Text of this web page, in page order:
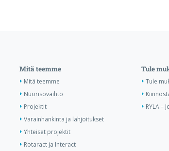
Mitä teemme
Mitä teemme
Nuorisovaihto
Projektit
Varainhankinta ja lahjoitukset
Yhteiset projektit
Rotaract ja Interact
Tule
Tule
RYLA –